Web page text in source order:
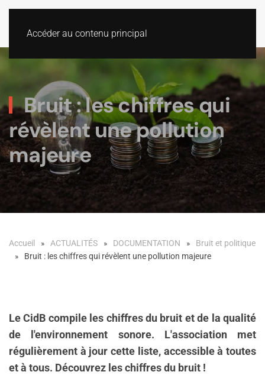
Accéder au contenu principal
Bruit : les chiffres qui
révèlent une pollution
majeure
Accueil ACTUALITÉS DOCUMENTATION
Bruit et politique
Bruit : les chiffres qui révèlent une pollution majeure
Le CidB compile les chiffres du bruit et de la qualité
de l'environnement sonore. L'association met
régulièrement à jour cette liste, accessible à toutes
et à tous. Découvrez les chiffres du bruit !